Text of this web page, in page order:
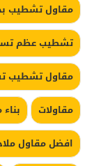
مقاول تشطيب
تشطيب عظم
مقاول تشطيب
مقاولات
افضل مقاول